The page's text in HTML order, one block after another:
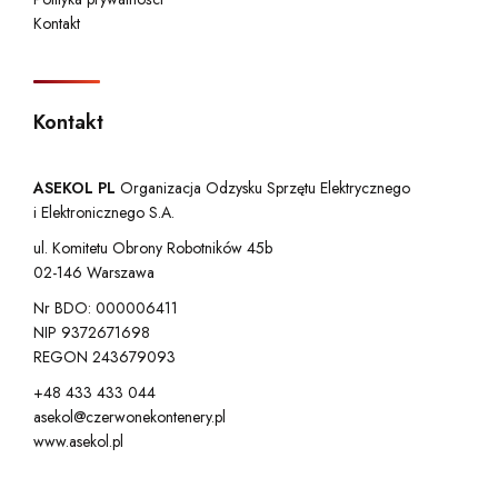
Kontakt
Kontakt
ASEKOL PL Organizacja Odzysku Sprzętu Elektrycznego
i Elektronicznego S.A.
ul. Komitetu Obrony Robotników 45b
02-146 Warszawa
Nr BDO: 000006411
NIP 9372671698
REGON 243679093
+48 433 433 044
asekol@czerwonekontenery.pl
www.asekol.pl